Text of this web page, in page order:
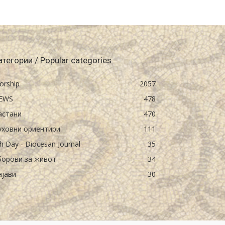
/ Popular categories
2057
478
470
ориентири
111
Day - Diocesan Journal
35
за живот
34
30